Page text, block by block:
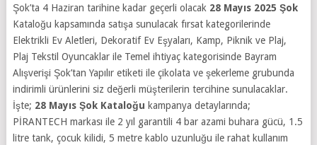
Şok’ta 4 Haziran tarihine kadar geçerli olacak 28 Mayıs 2025 Şok
Kataloğu kapsamında satışa sunulacak fırsat kategorilerinde
Elektrikli Ev Aletleri, Dekoratif Ev Eşyaları, Kamp, Piknik ve Plaj,
Plaj Tekstil Oyuncaklar ile Temel ihtiyaç kategorisinde Bayram
Alışverişi Şok’tan Yapılır etiketi ile çikolata ve şekerleme grubunda
indirimli ürünlerini siz değerli müşterilerin tercihine sunulacaklar.
İşte; 28 Mayıs Şok Kataloğu kampanya detaylarında;
PİRANTECH markası ile 2 yıl garantili 4 bar azami buhara gücü, 1.5
litre tank, çocuk kilidi, 5 metre kablo uzunluğu ile rahat kullanım